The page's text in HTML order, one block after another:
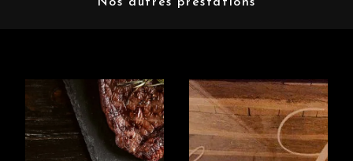
Nos autres prestations